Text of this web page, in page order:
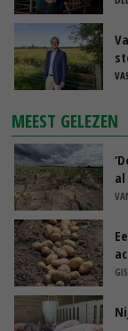
MEEST GELEZEN